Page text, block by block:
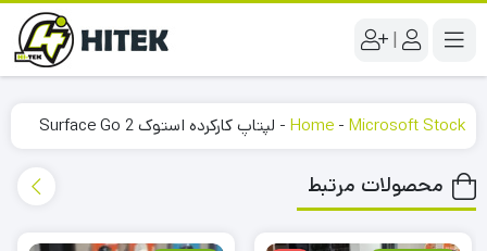
|
Home - Microsoft Stock
- لپتاپ کارکرده استوک Surface Go 2
محصولات مرتبط